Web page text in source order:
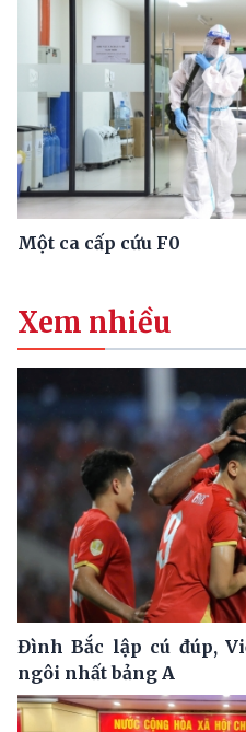
Một ca cấp cứu F0
Xem nhiều
Đình Bắc lập cú đúp,
ngôi nhất bảng A